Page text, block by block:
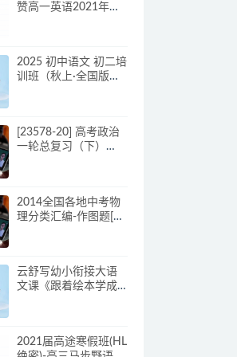
赞高一英语2021年秋
2025 初中语文 初二培
训班（秋上·全国版
[23578-20] 高考政治
一轮总复习（下）
2014全国各地中考物
理分类汇编-作图题[百
云舒写幼小衔接大语
文课《跟着绘本学成
2021届高途寒假班(HL